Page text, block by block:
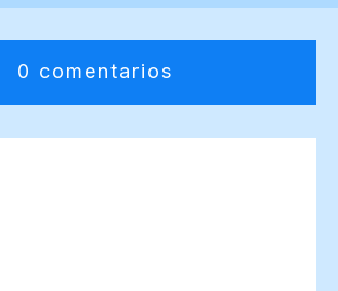
0 comentarios